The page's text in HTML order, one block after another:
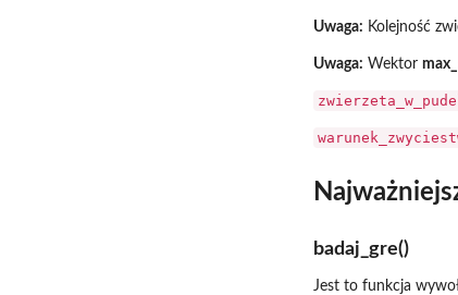
Uwaga: Kolejność
Uwaga: Wektor
badaj_gre()
Jest to funkcja